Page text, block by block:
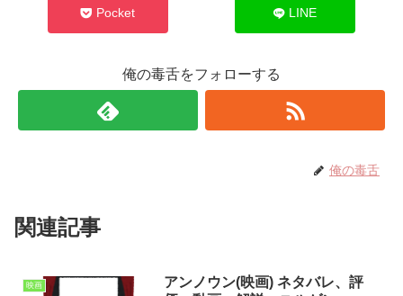
Pocket LINE
俺の毒舌をフォローする
俺の毒舌
関連記事
映画
アンノウン(映画) ネタバレ、評